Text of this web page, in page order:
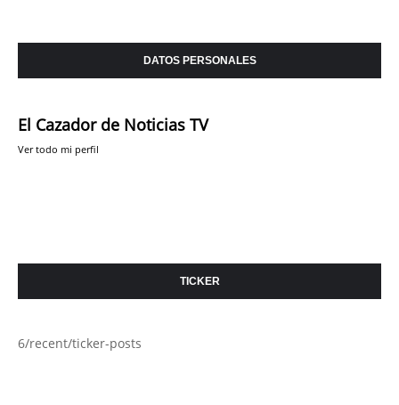
DATOS PERSONALES
El Cazador de Noticias TV
Ver todo mi perfil
TICKER
6/recent/ticker-posts